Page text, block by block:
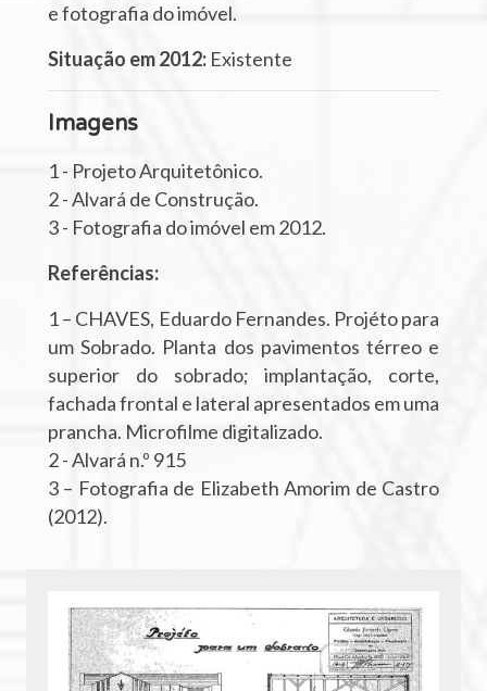
e fotografia do imóvel.
Situação em 2012: Existente
Imagens
1 - Projeto Arquitetônico.
2 - Alvará de Construção.
3 - Fotografia do imóvel em 2012.
Referências:
1 – CHAVES, Eduardo Fernandes. Projéto para
um Sobrado. Planta dos pavimentos térreo e
superior do sobrado; implantação, corte,
fachada frontal e lateral apresentados em uma
prancha. Microfilme digitalizado.
2 - Alvará n.º 915
3 – Fotografia de Elizabeth Amorim de Castro
(2012).